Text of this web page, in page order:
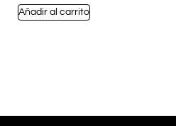
Añadir al carrito